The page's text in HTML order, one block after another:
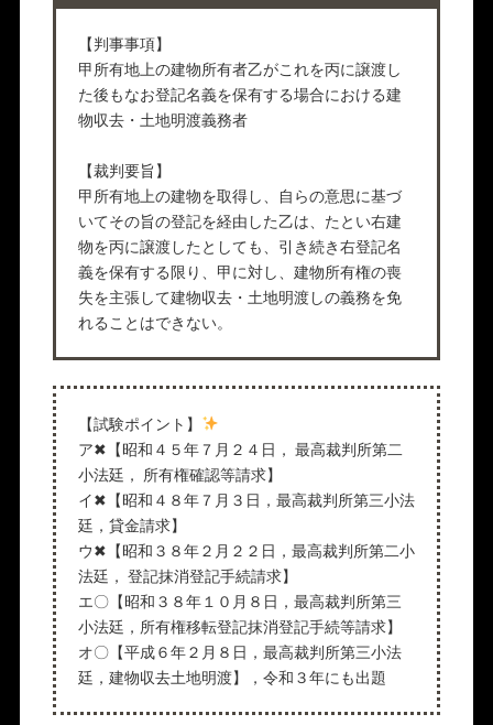
【判事事項】
甲所有地上の建物所有者乙がこれを丙に譲渡し
た後もなお登記名義を保有する場合における建
物収去・土地明渡義務者
【裁判要旨】
甲所有地上の建物を取得し、自らの意思に基づ
いてその旨の登記を経由した乙は、たとい右建
物を丙に譲渡したとしても、引き続き右登記名
義を保有する限り、甲に対し、建物所有権の喪
失を主張して建物収去・土地明渡しの義務を免
れることはできない。
【試験ポイント】
ア✖【昭和４５年７月２４日， 最高裁判所第二
小法廷， 所有権確認等請求】
イ✖【昭和４８年７月３日，最高裁判所第三小法
廷，貸金請求】
ウ✖【昭和３８年２月２２日，最高裁判所第二小
法廷， 登記抹消登記手続請求】
エ〇【昭和３８年１０月８日，最高裁判所第三
小法廷，所有権移転登記抹消登記手続等請求】
オ〇【平成６年２月８日，最高裁判所第三小法
廷，建物収去土地明渡】，令和３年にも出題